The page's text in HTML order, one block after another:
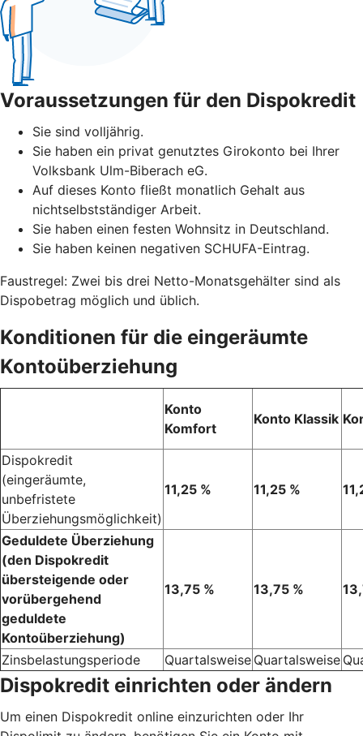
Voraussetzungen für den Dispokredit
Sie sind volljährig.
Sie haben ein privat genutztes Girokonto bei Ihrer
Volksbank Ulm-Biberach eG.
Auf dieses Konto fließt monatlich Gehalt aus
nichtselbstständiger Arbeit.
Sie haben einen festen Wohnsitz in Deutschland.
Sie haben keinen negativen SCHUFA-Eintrag.
Faustregel: Zwei bis drei Netto-Monatsgehälter sind als
Dispobetrag möglich und üblich.
Konditionen für die eingeräumte
Kontoüberziehung
Konto
Komfort
Konto Klassik
Dispokredit
(eingeräumte,
unbefristete
Überziehungsmöglichkeit)
11,25 % 11,25 %
Geduldete Überziehung
(den Dispokredit
übersteigende oder
vorübergehend
geduldete
Kontoüberziehung)
13,75 % 13,75 %
Zinsbelastungsperiode Quartalsweise Quartalsweise
Dispokredit einrichten oder ändern
Um einen Dispokredit online einzurichten oder Ihr